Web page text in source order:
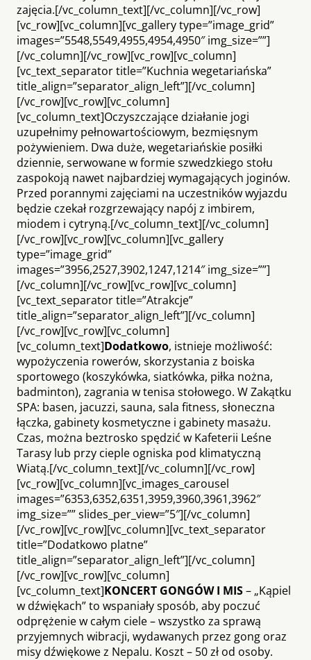
zajęcia.[/vc_column_text][/vc_column][/vc_row]
[vc_row][vc_column][vc_gallery type=”image_grid”
images=”5548,5549,4955,4954,4950″ img_size=””]
[/vc_column][/vc_row][vc_row][vc_column]
[vc_text_separator title=”Kuchnia wegetariańska”
title_align=”separator_align_left”][/vc_column]
[/vc_row][vc_row][vc_column]
[vc_column_text]Oczyszczające działanie jogi
uzupełnimy pełnowartościowym, bezmięsnym
pożywieniem. Dwa duże, wegetariańskie posiłki
dziennie, serwowane w formie szwedzkiego stołu
zaspokoją nawet najbardziej wymagających joginów.
Przed porannymi zajęciami na uczestników wyjazdu
będzie czekał rozgrzewający napój z imbirem,
miodem i cytryną.[/vc_column_text][/vc_column]
[/vc_row][vc_row][vc_column][vc_gallery
type=”image_grid”
images=”3956,2527,3902,1247,1214″ img_size=””]
[/vc_column][/vc_row][vc_row][vc_column]
[vc_text_separator title=”Atrakcje”
title_align=”separator_align_left”][/vc_column]
[/vc_row][vc_row][vc_column]
[vc_column_text]Dodatkowo, istnieje możliwość:
wypożyczenia rowerów, skorzystania z boiska
sportowego (koszykówka, siatkówka, piłka nożna,
badminton), zagrania w tenisa stołowego. W Zakątku
SPA: basen, jacuzzi, sauna, sala fitness, słoneczna
łączka, gabinety kosmetyczne i gabinety masażu.
Czas, można beztrosko spędzić w Kafeterii Leśne
Tarasy lub przy cieple ogniska pod klimatyczną
Wiatą.[/vc_column_text][/vc_column][/vc_row]
[vc_row][vc_column][vc_images_carousel
images=”6353,6352,6351,3959,3960,3961,3962″
img_size=”” slides_per_view=”5″][/vc_column]
[/vc_row][vc_row][vc_column][vc_text_separator
title=”Dodatkowo platne”
title_align=”separator_align_left”][/vc_column]
[/vc_row][vc_row][vc_column]
[vc_column_text]KONCERT GONGÓW I MIS– „Kąpiel
w dźwiękach” to wspaniały sposób, aby poczuć
odprężenie w całym ciele – wszystko za sprawą
przyjemnych wibracji, wydawanych przez gong oraz
misy dźwiękowe z Nepalu. Koszt – 50 zł od osoby.